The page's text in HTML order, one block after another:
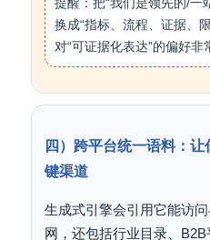
换成“指标、流程、证据、
对“可证据化表达”的偏好非
四）跨平台统一语料：
键渠道
生成式引擎会引用它能访
网，还包括行业目录、